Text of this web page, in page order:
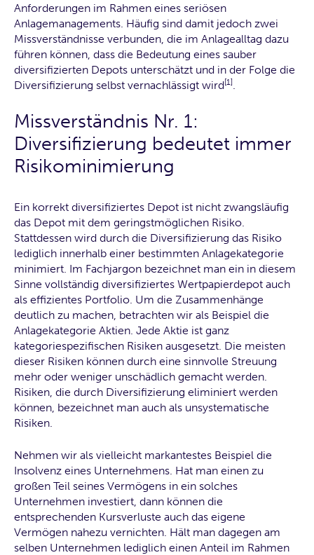
Anforderungen im Rahmen eines seriösen
Anlagemanagements. Häufig sind damit jedoch zwei
Missverständnisse verbunden, die im Anlagealltag dazu
führen können, dass die Bedeutung eines sauber
diversifizierten Depots unterschätzt und in der Folge die
Diversifizierung selbst vernachlässigt wird[1]
Missverständnis Nr. 1:
Diversifizierung bedeutet immer
Risikominimierung
Ein korrekt diversifiziertes Depot ist nicht zwangsläufig
das Depot mit dem geringstmöglichen Risiko.
Stattdessen wird durch die Diversifizierung das Risiko
lediglich innerhalb einer bestimmten Anlagekategorie
minimiert. Im Fachjargon bezeichnet man ein in diesem
Sinne vollständig diversifiziertes Wertpapierdepot auch
als effizientes Portfolio. Um die Zusammenhänge
deutlich zu machen, betrachten wir als Beispiel die
Anlagekategorie Aktien. Jede Aktie ist ganz
kategoriespezifischen Risiken ausgesetzt. Die meisten
dieser Risiken können durch eine sinnvolle Streuung
mehr oder weniger unschädlich gemacht werden.
Risiken, die durch Diversifizierung eliminiert werden
können, bezeichnet man auch als unsystematische
Risiken.
Nehmen wir als vielleicht markantestes Beispiel die
Insolvenz eines Unternehmens. Hat man einen zu
großen Teil seines Vermögens in ein solches
Unternehmen investiert, dann können die
entsprechenden Kursverluste auch das eigene
Vermögen nahezu vernichten. Hält man dagegen am
selben Unternehmen lediglich einen Anteil im Rahmen